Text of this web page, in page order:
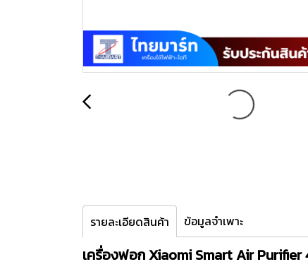
รายละเอียดสินค้า ข้อมูลจำเพาะ
เครื่องฟอก Xiaomi Smart Air Purifier